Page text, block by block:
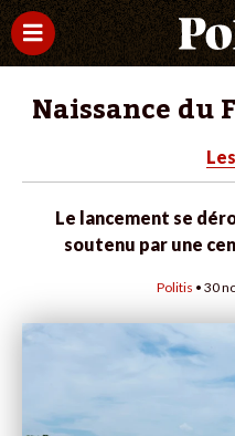
Naissance du
Le lancement se
soutenu par une
Politis • 30